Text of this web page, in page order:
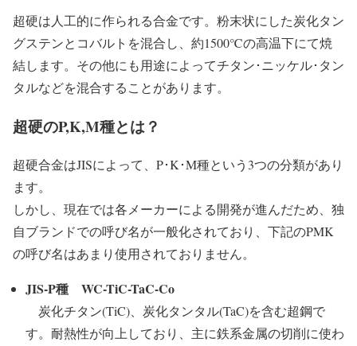
超硬は人工的に作られる合金です。粉末状にした炭化タン
グステンとコバルトを混合し、約1500℃の高温下にて焼
結します。その他にも用途によってチタン･ニッケル･タン
タルなどを混合することがあります。
超硬のP,K,M種とは？
超硬合金はJISによって、P･K･M種という3つの分類があり
ます。
しかし、現在では各メーカーによる開発が進んだため、独
自ブランドでの呼び名が一般化されており、下記のPMK
の呼び名はあまり使用されておりません。
JIS-P種 WC-TiC-TaC-Co
炭化チタン(TiC)、炭化タンタル(TaC)を含む超鋼で
す。耐熱性が向上しており、主に鉄系金属の切削に使わ